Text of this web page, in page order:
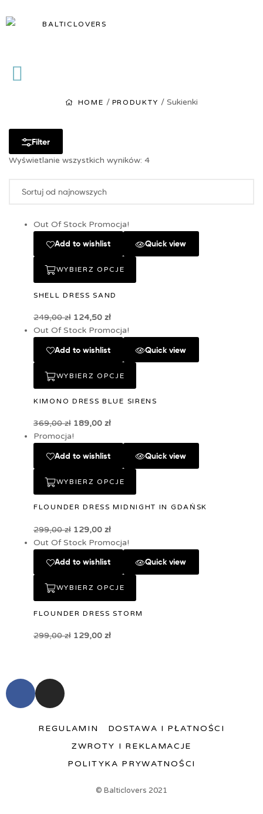
HOME / PRODUKTY / Sukienki
Filter
Wyświetlanie wszystkich wyników: 4
Out Of Stock Promocja!
Add to wishlist Quick view
WYBIERZ OPCJE
SHELL DRESS SAND
249,00zł 124,50 zł
Out Of Stock Promocja!
Add to wishlist Quick view
WYBIERZ OPCJE
KIMONO DRESS BLUE SIRENS
369,00zł 189,00 zł
Promocja!
Add to wishlist Quick view
WYBIERZ OPCJE
FLOUNDER DRESS MIDNIGHT IN GDAŃSK
299,00zł 129,00 zł
Out Of Stock Promocja!
Add to wishlist Quick view
WYBIERZ OPCJE
FLOUNDER DRESS STORM
299,00zł 129,00 zł
REGULAMIN
DOSTAWA I PŁATNOŚCI
ZWROTY I REKLAMACJE
POLITYKA PRYWATNOŚCI
© Balticlovers 2021